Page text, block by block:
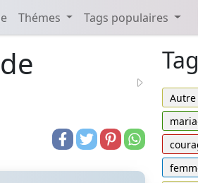
Thémes Tags populaires
Autre